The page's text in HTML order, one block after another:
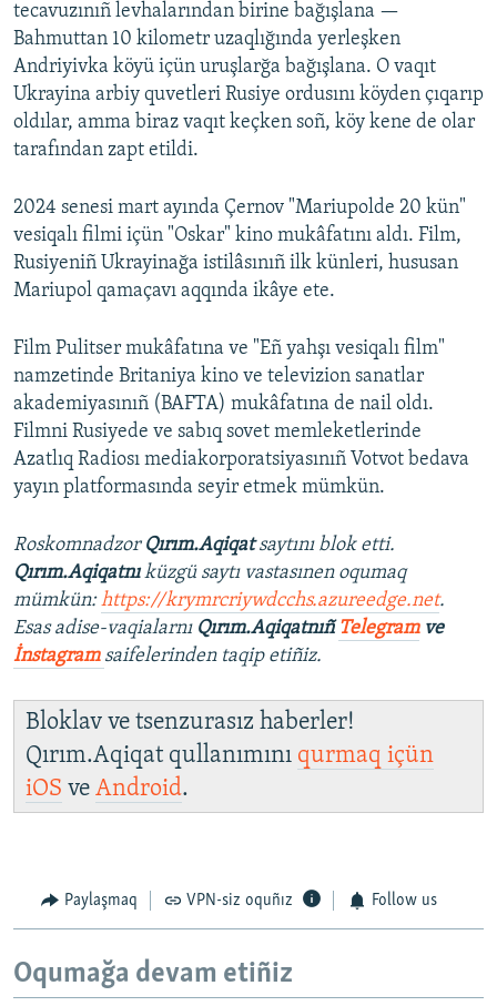
tecavuzınıñ levhalarından birine bağışlana —
Bahmuttan 10 kilometr uzaqlığında yerleşken
Andriyivka köyü içün uruşlarğa bağışlana. O vaqıt
Ukrayina arbiy quvetleri Rusiye ordusını köyden çıqarıp
oldılar, amma biraz vaqıt keçken soñ, köy kene de olar
tarafından zapt etildi.
2024 senesi mart ayında Çernov "Mariupolde 20 kün"
vesiqalı filmi içün "Oskar" kino mukâfatını aldı. Film,
Rusiyeniñ Ukrayinağa istilâsınıñ ilk künleri, hususan
Mariupol qamaçavı aqqında ikâye ete.
Film Pulitser mukâfatına ve "Eñ yahşı vesiqalı film"
namzetinde Britaniya kino ve televizion sanatlar
akademiyasınıñ (BAFTA) mukâfatına de nail oldı.
Filmni Rusiyede ve sabıq sovet memleketlerinde
Azatlıq Radiosı mediakorporatsiyasınıñ Votvot bedava
yayın platformasında seyir etmek mümkün.
Roskomnadzor Qırım.Aqiqatsaytını blok etti.
Qırım.Aqiqatnıküzgü saytı vastasınen oqumaq
mümkün:https://krymrcriywdcchs.azureedge.net.
Esas adise-vaqialarnı Qırım.Aqiqatnıñ Telegramve
İnstagram saifelerinden taqip etiñiz.
Bloklav ve tsenzurasız haberler!
Qırım.Aqiqat qullanımını qurmaq içün
iOS ve Android.
Paylaşmaq VPN-siz oquñız Follow us
Oqumağa devam etiñiz